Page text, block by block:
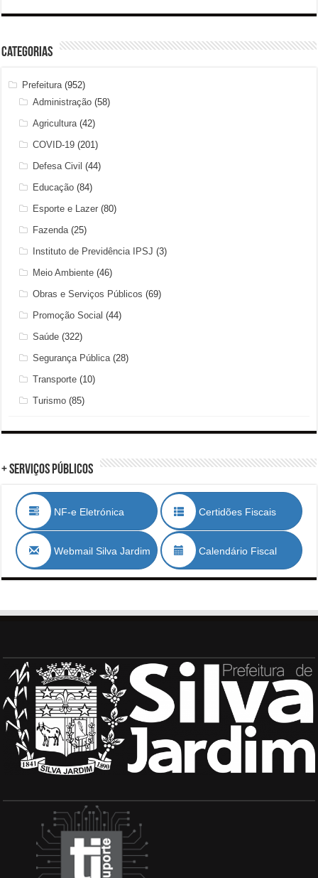
Categorias
Prefeitura(952)
Administração (58)
Agricultura(42)
COVID-19 (201)
Defesa Civil (44)
Educação (84)
Esporte e Lazer (80)
Fazenda(25)
Instituto de Previdência IPSJ (3)
Meio Ambiente (46)
Obras e Serviços Públicos (69)
Promoção Social (44)
Saúde (322)
Segurança Pública(28)
Transporte (10)
Turismo (85)
+ Serviços Públicos
NF-e Eletrónica Certidões Fiscais
Webmail Silva Jardim Calendário Fiscal